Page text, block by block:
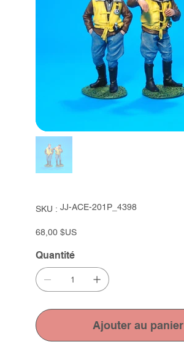
SKU :
SKU
JJ-
JJ-ACE-201P_4398
Prix
68,00 $US
Quantité
Ajouter au panier